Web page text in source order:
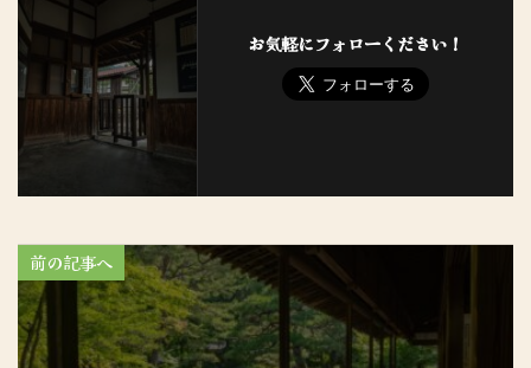
お気軽にフォローください！
前の記事へ